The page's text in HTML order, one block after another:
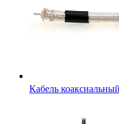
Кабель